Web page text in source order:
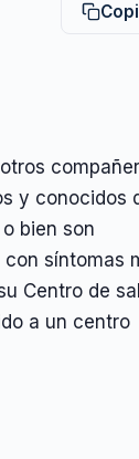
y conocidos
bien son
síntomas
Centro de
a un centro